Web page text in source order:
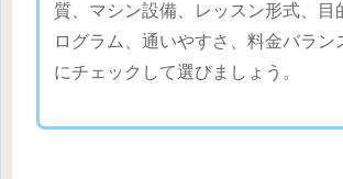
質、マシン設備、レッスン形式、目
ログラム、通いやすさ、料金バラン
にチェックして選びましょう。